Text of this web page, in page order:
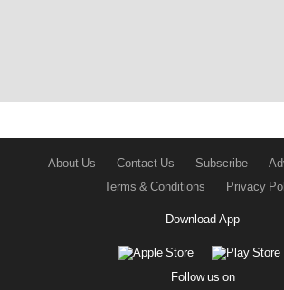
About Us Contact Us Subscribe
Terms & Conditions
Privacy
Download App
Follow us on